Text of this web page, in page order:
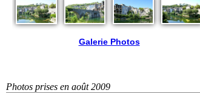
Galerie Photos
Photos prises en août 2009